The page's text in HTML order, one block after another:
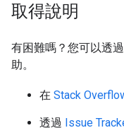
取得說明
有困難嗎？您可以透
助。
在 Stack
透過 Issue